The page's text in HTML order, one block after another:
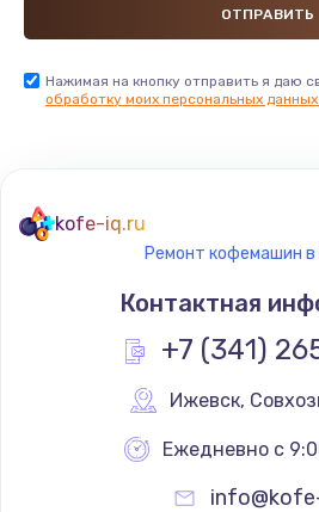
Нажимая на кнопку отправить я даю
обработку моих персональных данных.
kofe-iq.ru
Ремонт кофемашин
Контактная
+7 (341)
Ижевск,
Ежедневно с